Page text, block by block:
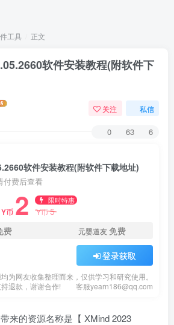
工具 正文
软件安装教程(附软件下
关注 私信
0 63 6
软件安装教程(附软件下载地址)
付费后查看
Y币 2 限时特惠
Y币5
费 元婴道友免费
登录获取
为网友收集整理而来，仅供学习和研究使用。
退款，谢谢合作!
客服yearn186@qq.com
来的资源名称是【 XMind 2023